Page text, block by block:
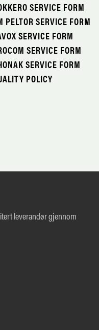
SERVICE FORM
PELTOR SERVICE FORM
SERVICE FORM
SERVICE FORM
SERVICE FORM
POLICY
leverandør gjennom